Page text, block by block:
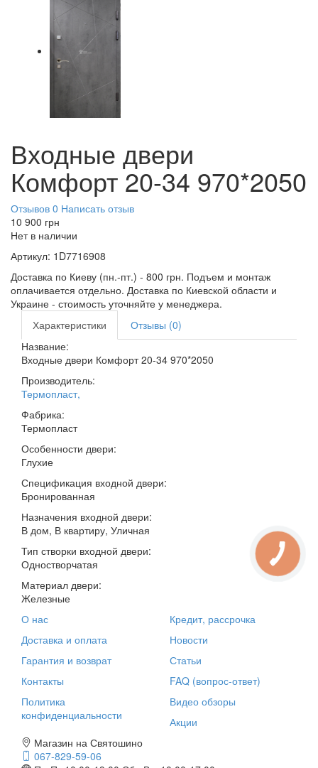
Входные двери
Комфорт 20-34 970*2050
Отзывов 0 Написать отзыв
10 900 грн
Нет в наличии
Артикул: 1D7716908
Доставка по Киеву (пн.-пт.) - 800 грн. Подъем и монтаж
оплачивается отдельно. Доставка по Киевской области и
Украине - стоимость уточняйте у менеджера.
Характеристики
Отзывы (0)
Название:
Входные двери Комфорт 20-34 970*2050
Производитель:
Термопласт,
Фабрика:
Термопласт
Особенности двери:
Глухие
Спецификация входной двери:
Бронированная
Назначения входной двери:
В дом, В квартиру, Уличная
Тип створки входной двери:
Одностворчатая
Материал двери:
Железные
О нас
Доставка и оплата
Гарантия и возврат
Контакты
Политика
конфиденциальности
Кредит, рассрочка
Новости
Статьи
FAQ (вопрос-ответ)
Видео обзоры
Акции
Магазин на Святошино
067-829-59-06